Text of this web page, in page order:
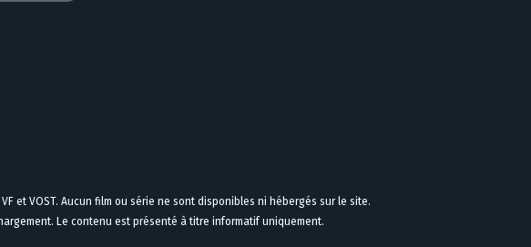
et VOST. Aucun film ou série ne sont disponibles ni hébergés sur le site.
Le contenu est présenté à titre informatif uniquement.